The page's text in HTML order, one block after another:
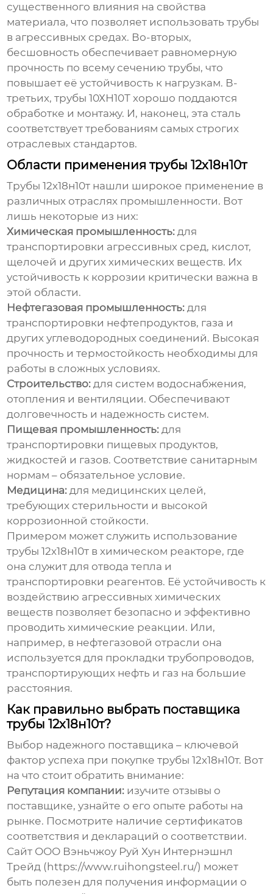
существенного влияния на свойства
материала, что позволяет использовать трубы
в агрессивных средах. Во-вторых,
бесшовность обеспечивает равномерную
прочность по всему сечению трубы, что
повышает её устойчивость к нагрузкам. В-
третьих, трубы 10ХН10Т хорошо поддаются
обработке и монтажу. И, наконец, эта сталь
соответствует требованиям самых строгих
отраслевых стандартов.
Области применения трубы 12х18н10т
Трубы 12х18н10т нашли широкое применение в
различных отраслях промышленности. Вот
лишь некоторые из них:
Химическая промышленность: для
транспортировки агрессивных сред, кислот,
щелочей и других химических веществ. Их
устойчивость к коррозии критически важна в
этой области.
Нефтегазовая промышленность: для
транспортировки нефтепродуктов, газа и
других углеводородных соединений. Высокая
прочность и термостойкость необходимы для
работы в сложных условиях.
Строительство: для систем водоснабжения,
отопления и вентиляции. Обеспечивают
долговечность и надежность систем.
Пищевая промышленность: для
транспортировки пищевых продуктов,
жидкостей и газов. Соответствие санитарным
нормам – обязательное условие.
Медицина: для медицинских целей,
требующих стерильности и высокой
коррозионной стойкости.
Примером может служить использование
трубы 12х18н10т в химическом реакторе, где
она служит для отвода тепла и
транспортировки реагентов. Её устойчивость к
воздействию агрессивных химических
веществ позволяет безопасно и эффективно
проводить химические реакции. Или,
например, в нефтегазовой отрасли она
используется для прокладки трубопроводов,
транспортирующих нефть и газ на большие
расстояния.
Как правильно выбрать поставщика
трубы 12х18н10т?
Выбор надежного поставщика – ключевой
фактор успеха при покупкетрубы 12х18н10т. Вот
на что стоит обратить внимание:
Репутация компании: изучите отзывы о
поставщике, узнайте о его опыте работы на
рынке. Посмотрите наличие сертификатов
соответствия и деклараций о соответствии.
Сайт ООО Вэньчжоу Руй Хун Интернэшнл
Трейд (https://www.ruihongsteel.ru/) может
быть полезен для получения информации о